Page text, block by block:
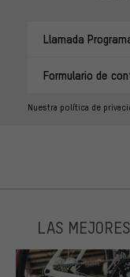
Llamada
Formulario de
Nuestra política de
LAS